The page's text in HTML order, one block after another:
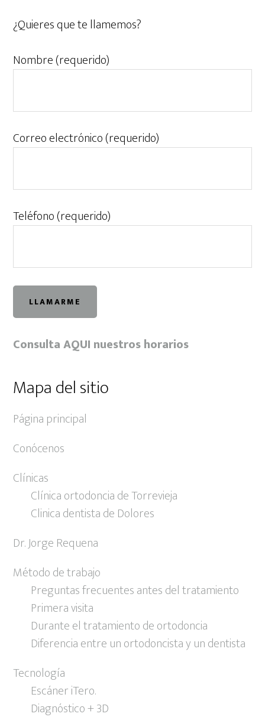
¿Quieres que te llamemos?
Nombre (requerido)
Correo electrónico (requerido)
Teléfono (requerido)
Consulta AQUI nuestros horarios
Mapa del sitio
Página principal
Conócenos
Clínicas
Clínica ortodoncia de Torrevieja
Clinica dentista de Dolores
Dr. Jorge Requena
Método de trabajo
Preguntas frecuentes antes del tratamiento
Primera visita
Durante el tratamiento de ortodoncia
Diferencia entre un ortodoncista y un dentista
Tecnología
Escáner iTero.
Diagnóstico + 3D